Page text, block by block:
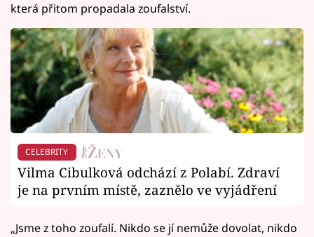
která přitom propadala zoufalství.
CELEBRITY
Vilma Cibulková odchází z Polabí. Zdraví
je na prvním místě, zaznělo ve vyjádření
„Jsme z toho zoufalí. Nikdo se jí nemůže dovolat, nikdo